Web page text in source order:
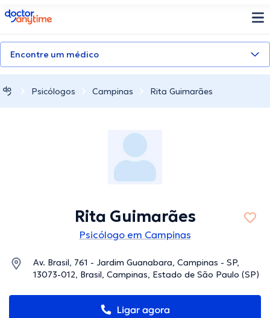
doctoranytime
Encontre um médico
Psicólogos Campinas Rita Guimarães
Rita Guimarães
Psicólogo em Campinas
Av. Brasil, 761 - Jardim Guanabara, Campinas - SP,
13073-012, Brasil, Campinas, Estado de São Paulo (SP)
Ligar agora